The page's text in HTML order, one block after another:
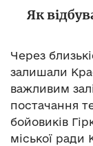
Як
Через
залишали
важливим
постачання
бойовиків
міської ради